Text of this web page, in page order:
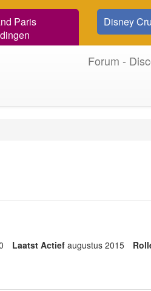
Paris
Disney
Forum -
Laatst Actief augustus 2015